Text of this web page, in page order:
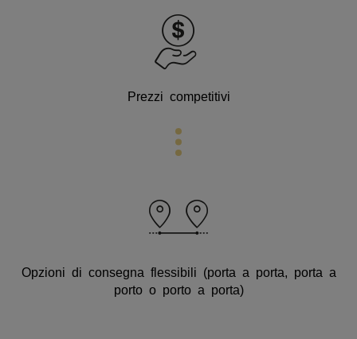
Prezzi competitivi
Opzioni di consegna flessibili (porta a porta, porta a
porto o porto a porta)